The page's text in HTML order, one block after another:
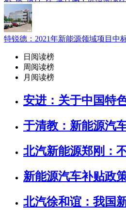
特锐德：2021年新能源领域项目中
日阅读榜
周阅读榜
月阅读榜
安进：关于中国特
于清教：新能源汽
北汽新能源郑刚：
新能源汽车补贴政
北汽徐和谊：我国